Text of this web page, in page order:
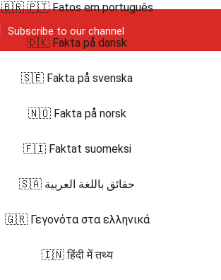
Subscribe to our channel
🇧🇷 🇵🇹 Fatos em português
🇩🇰 Fakta på dansk
🇸🇪 Fakta på svenska
🇳🇴 Fakta på norsk
🇫🇮 Faktat suomeksi
🇸🇦 حقائق باللغة العربية
🇬🇷 Γεγονότα στα ελληνικά
🇮🇳 हिंदी में तथ्य